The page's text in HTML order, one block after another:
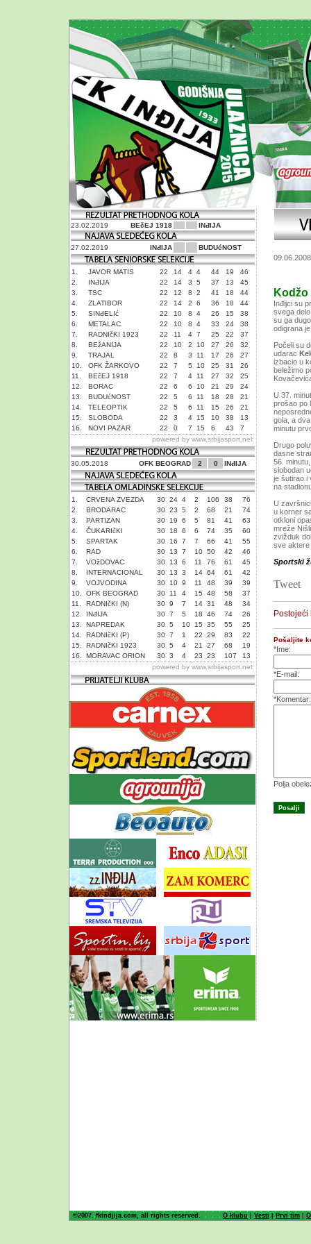
23.02.2019 BEčEJ 1918 INđIJA
27.02.2019 INđIJA BUDUćNOST
1. JAVOR MATIS 22 14 4 4 44 19
46
2.
INđIJA 22 14 3 5 37 13
45
3.
TSC 22 12 8 2 41 18
44
4.
ZLATIBOR 22 14 2 6 36 18
44
5.
SINđELIć 22 10 8 4 26 15
38
6.
METALAC 22 10 8 4 33 24
38
7.
RADNIčKI 1923 22 11 4 7 25 22
37
8.
BEžANIJA 22 10 2 10 27 26
32
9.
TRAJAL 22 8 3 11 17 26
27
10.
OFK ŽARKOVO 22 7 5 10 25 31
26
11.
BEčEJ 1918 22 7 4 11 27 32
25
12.
BORAC 22 6 6 10 21 29
24
13.
BUDUćNOST 22 5 6 11 18 28
21
14.
TELEOPTIK 22 5 6 11 15 26
21
15.
SLOBODA 22 3 4 15 10 38
13
16.
NOVI PAZAR 22 0 7 15 6 43
7
powered by www.srbijasport.net
30.05.2018 OFK BEOGRAD 2 0 INđIJA
1. CRVENA ZVEZDA 30 24 4 2 106 38
76
2.
BRODARAC 30 23 5 2 68 21
74
3.
PARTIZAN 30 19 6 5 81 41
63
4.
ČUKARIčKI 30 18 6 6 74 35
60
5.
SPARTAK 30 16 7 7 66 41
55
6.
RAD 30 13 7 10 50 42
46
7.
VOžDOVAC 30 13 6 11 76 61
45
8.
INTERNACIONAL 30 13 3 14 64 61
42
9.
VOJVODINA 30 10 9 11 48 39
39
10.
OFK BEOGRAD 30 11 4 15 48 58
37
11.
RADNIčKI (N) 30 9 7 14 31 48
34
12.
INđIJA 30 7 5 18 46 74
26
13.
NAPREDAK 30 5 10 15 35 55
25
14.
RADNIčKI (P) 30 7 1 22 29 83
22
15.
RADNIčKI 1923 30 5 4 21 27 68
19
16.
MORAVAC ORION 30 3 4 23 23 107
13
powered by www.srbijasport.net
09.06.2008
Inđijci su
svega
su ga
odigrana
Počeli su
udarac
izbacio u
beležimo
U 37.
prošao po
gola, a
minutu
Drugo
dasne
56.
slobodan
je šutirao i
na
U
u korner
otkloni
mreže
zvižduk
sve
Sportski
Tweet
Postojeći
Pošaljite
*Ime:
*E-mail:
*Komentar:
Polja
©2007. fkindjija.com, all rights reserved. O klubu |Vesti | Prvi tim |